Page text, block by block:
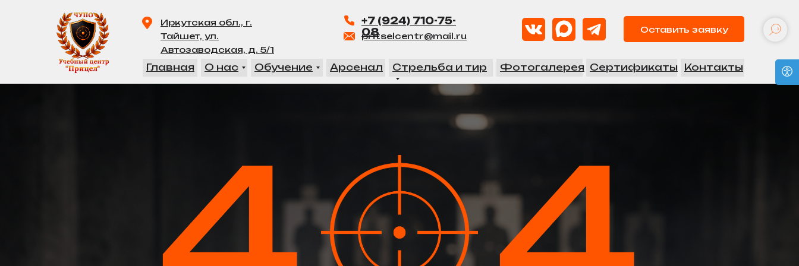
+7 (924) 710-75-
08
Оставить заявку
Иркутская обл., г.
Тайшет, ул.
Автозаводская, д. 5/1
pritselcentr@mail.ru
Главная Арсенал
Обучение Стрельба и тир Фотогалерея Сертификаты Контакты
О нас